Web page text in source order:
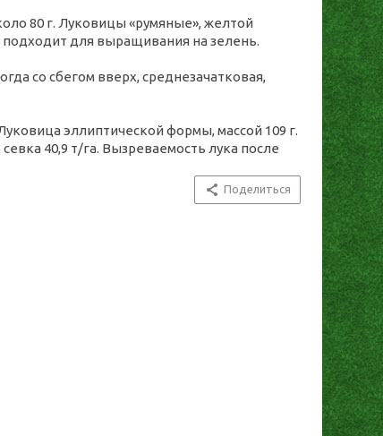
80 г. Луковицы «румяные», желтой
подходит для выращивания на зелень.
со сбегом вверх, среднезачатковая,
эллиптической формы, массой 109 г.
40,9 т/га. Вызреваемость лука после
Поделиться